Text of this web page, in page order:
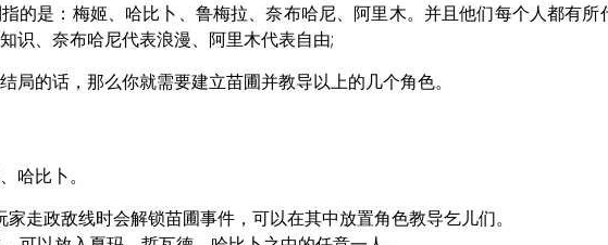
的是：梅姬、哈比卜、鲁梅拉、奈布哈尼、阿里木。并且他们每个人都有
识、奈布哈尼代表浪漫、阿里木代表自由;
局的话，那么你就需要建立苗圃并教导以上的几个角色。
哈比卜。
走政敌线时会解锁苗圃事件，可以在其中放置角色教导乞儿们。